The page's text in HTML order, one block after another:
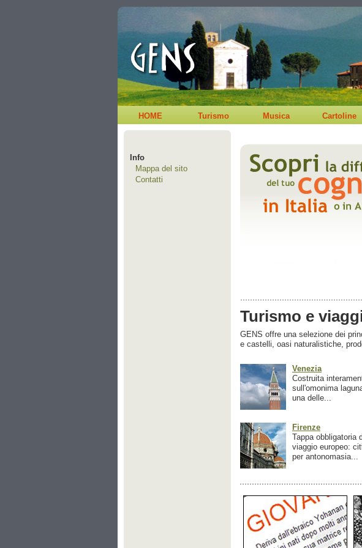
HOME Turismo Musica Cartoline
Info
Mappa del sito
Contatti
Turismo e
GENS offre una selezione dei
e castelli, oasi naturalistiche,
Venezia
Costruita
sull'omonima
una delle...
Firenze
Tappa obbligatoria
viaggio europeo:
per antonomasia...